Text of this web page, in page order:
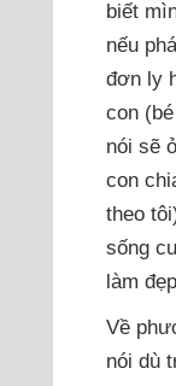
biết
nếu
đơn ly
con
nói sẽ
con
theo
sống
làm
Về
nói dù